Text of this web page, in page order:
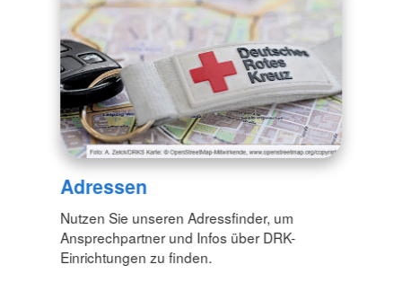
Adressen
Nutzen Sie unseren Adressfinder, um
Ansprechpartner und Infos über DRK-
Einrichtungen zu finden.